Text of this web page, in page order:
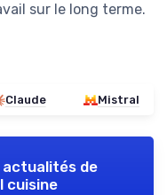
sur le long terme.
Claude Mistral
actualités de
cuisine